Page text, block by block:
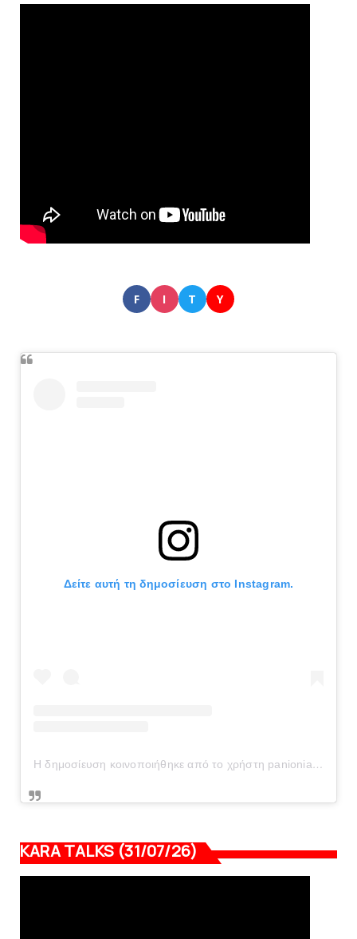
F I T Y
Δείτε αυτή τη δημοσίευση στο Instagram.
Η δημοσίευση κοινοποιήθηκε από το χρήστη panionianea.gr (@panionianea.gr)
KARA TALKS (31/07/26)